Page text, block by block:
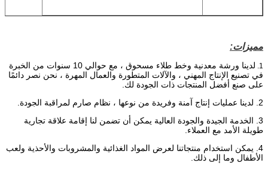
مميزات:
1. لدينا ورشة معدنية وخط طلاء مسحوق ،
مع حوالي 10 سنوات من الخبرة
في تصنيع الإنتاج المهني ، والآلات المتطورة والعمال المهرة ، نحن نصر دائمًا
على صنع أفضل المنتجات ذات الجودة لك.
2. لدينا عمليات إنتاج آمنة وفريدة من نوعها ، نظام صارم لمراقبة الجودة.
3. الخدمة الجيدة والجودة العالية يمكن أن تضمن لنا إقامة علاقة تجارية
طويلة الأمد مع العملاء.
4. يمكن استخدام منتجاتنا لعرض المواد الغذائية والمشروبات والأحذية ولعب
الأطفال وما إلى ذلك.